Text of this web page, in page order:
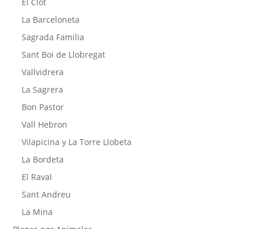
La Barceloneta
Sagrada Familia
Sant Boi de Llobregat
Vallvidrera
La Sagrera
Bon Pastor
Vall Hebron
Vilapicina y La Torre Llobeta
La Bordeta
El Raval
Sant Andreu
La Mina